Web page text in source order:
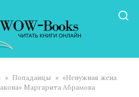
» Попаданцы » «Ненужная жена
Маргарита Абрамова